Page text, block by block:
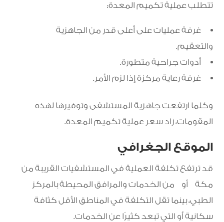
تتطلب عملية تكميم المعدة:
غرفة عمليات على أعلى قدر من الجاهزية
والتعقيم.
أدوات جراحية متطورة.
غرفة رعاية مركزة إذا لزم الأمر.
وكلما ارتفعت جاهزية المستشفى وتوفيرها لهذه
المقومات، زاد سعر عملية تكميم المعدة.
الموقع الجغرافي
قد ترتفع تكلفة العملية في المستشفيات القريبة من
مكة أو من الخدمات والمرافق المحيطة بالمركز
الطبي، بينما تقل التكلفة في المناطق الأقل كثافة
سكانية أو التي تبعد كثيرًا عن الخدمات.